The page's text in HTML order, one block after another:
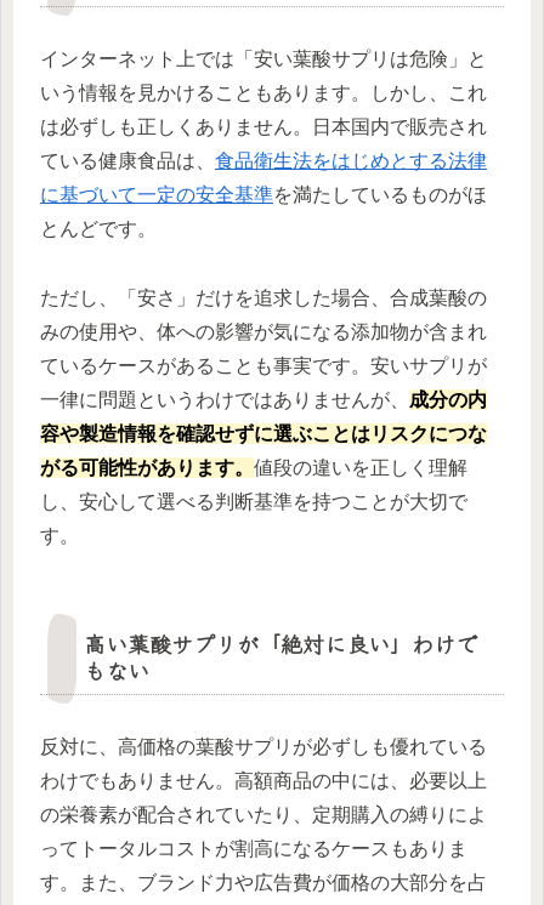
インターネット上では「安い葉酸サプリは危険」と
いう情報を見かけることもあります。しかし、これ
は必ずしも正しくありません。日本国内で販売され
ている健康食品は、 食品衛生法をはじめとする法律
に基づいて一定の安全基準を満たしているものがほ
とんどです。
ただし、「安さ」だけを追求した場合、合成葉酸の
みの使用や、体への影響が気になる添加物が含まれ
ているケースがあることも事実です。安いサプリが
一律に問題というわけではありませんが、 成分の内
容や製造情報を確認せずに選ぶことはリスクにつな
がる可能性があります。 値段の違いを正しく理解
し、安心して選べる判断基準を持つことが大切で
す。
高い葉酸サプリが「絶対に良い」わけで
もない
反対に、高価格の葉酸サプリが必ずしも優れている
わけでもありません。高額商品の中には、必要以上
の栄養素が配合されていたり、定期購入の縛りによ
ってトータルコストが割高になるケースもありま
す。また、ブランド力や広告費が価格の大部分を占